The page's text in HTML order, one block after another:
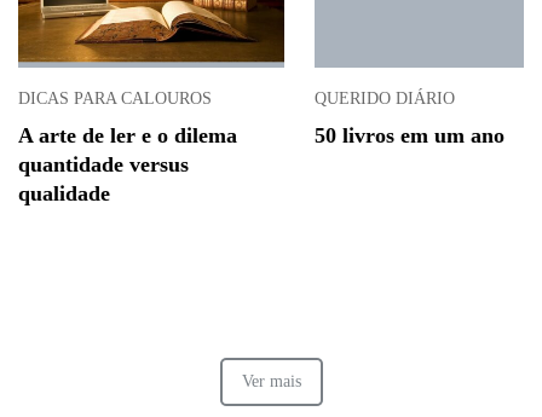
DICAS PARA CALOUROS
A arte de ler e o dilema
quantidade versus
qualidade
QUERIDO DIÁRIO
50 livros em um ano
Ver mais